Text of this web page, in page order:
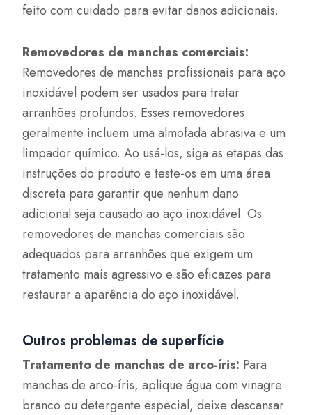
feito com cuidado para evitar danos adicionais.
Removedores de manchas comerciais:
Removedores de manchas profissionais para aço
inoxidável podem ser usados para tratar
arranhões profundos. Esses removedores
geralmente incluem uma almofada abrasiva e um
limpador químico. Ao usá-los, siga as etapas das
instruções do produto e teste-os em uma área
discreta para garantir que nenhum dano
adicional seja causado ao aço inoxidável. Os
removedores de manchas comerciais são
adequados para arranhões que exigem um
tratamento mais agressivo e são eficazes para
restaurar a aparência do aço inoxidável.
Outros problemas de superfície
Tratamento de manchas de arco-íris: Para
manchas de arco-íris, aplique água com vinagre
branco ou detergente especial, deixe descansar